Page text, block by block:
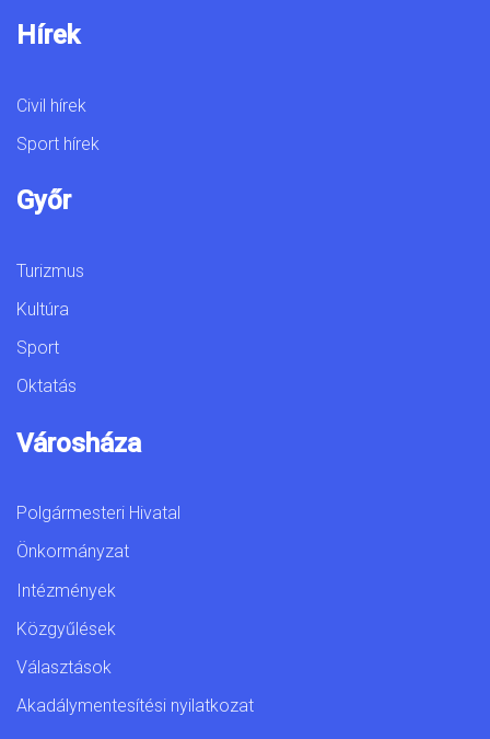
Hírek
Civil hírek
Sport hírek
Győr
Turizmus
Kultúra
Sport
Oktatás
Városháza
Polgármesteri Hivatal
Önkormányzat
Intézmények
Közgyűlések
Választások
Akadálymentesítési nyilatkozat